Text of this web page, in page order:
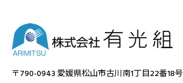
〒790-0943 愛媛県松山市古川南1丁目22番18号